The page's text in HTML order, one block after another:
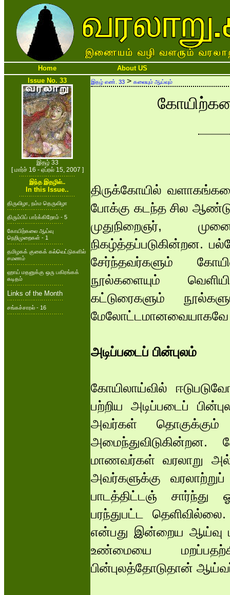
Home
About US
Issue No. 33
இதழ் 33
[ மார்ச் 16 - ஏப்ரல் 15, 2007 ]
இந்த இதழில்..
In this Issue..
திருவிழா, நம்ம தெருவிழா
திரும்பிப் பார்க்கிறோம் - 5
கோயிற்கலை ஆய்வு
நெறிமுறைகள் - 1
தமிழகக் குகைக் கல்வெட்டுகளில்
சமணம்
ஹாய் மதனுக்கு ஒரு பகிரங்கக்
கடிதம்
Links of the Month
சங்கச்சாரல் - 16
இதழ் எண். 33 > கலையும் ஆய்வும்
திருக்கோயில்
போக்கு கடந்த சில
முதுநிறைஞர்,
நிகழ்த்தப்படுகின்றன.
சேர்ந்தவர்களும்
நூல்களையும்
கட்டுரைகளும்
மேலோட்டமானவையாகவே
அடிப்படைப் பின்புலம்
கோயிலாய்வில்
பற்றிய அடிப்படைப்
அவர்கள் தொகுக்கும்
அமைந்துவிடுகின்றன.
மாணவர்கள் வரலாறு
அவர்களுக்கு
பாடத்திட்டஞ் சார்ந்து
பரந்துபட்ட
என்பது இன்றைய ஆய்வு
உண்மையை
பின்புலத்தோடுதான்